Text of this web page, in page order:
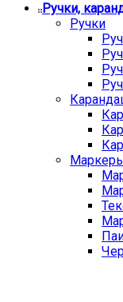
Ручки,
Ручки